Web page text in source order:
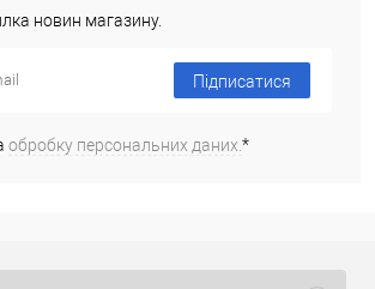
новин магазину.
Підписатися
обробку персональних даних.*